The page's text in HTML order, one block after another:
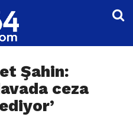
Şahin:
ceza